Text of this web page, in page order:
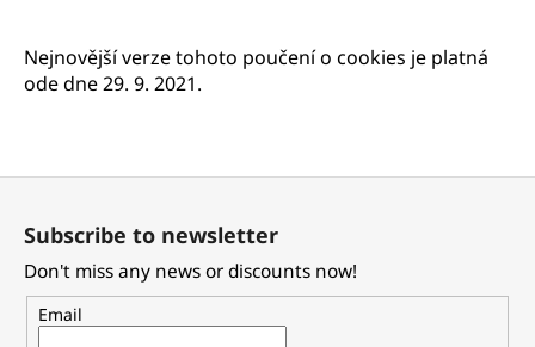
Nejnovější verze tohoto poučení o cookies je platná
ode dne29. 9. 2021.
Subscribe to newsletter
Don't miss any news or discounts now!
Email